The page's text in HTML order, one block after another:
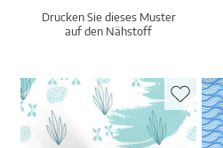
Drucken Sie dieses Muster
auf den Nähstoff